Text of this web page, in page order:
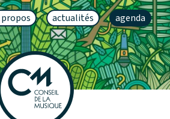
actualités agenda